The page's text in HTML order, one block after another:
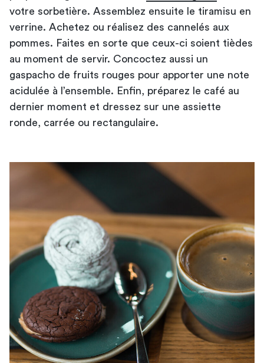
votre sorbetière. Assemblez ensuite le tiramisu en
verrine. Achetez ou réalisez des cannelés aux
pommes. Faites en sorte que ceux-ci soient tièdes
au moment de servir. Concoctez aussi un
gaspacho de fruits rouges pour apporter une note
acidulée à l’ensemble. Enfin, préparez le café au
dernier moment et dressez sur une assiette
ronde, carrée ou rectangulaire.